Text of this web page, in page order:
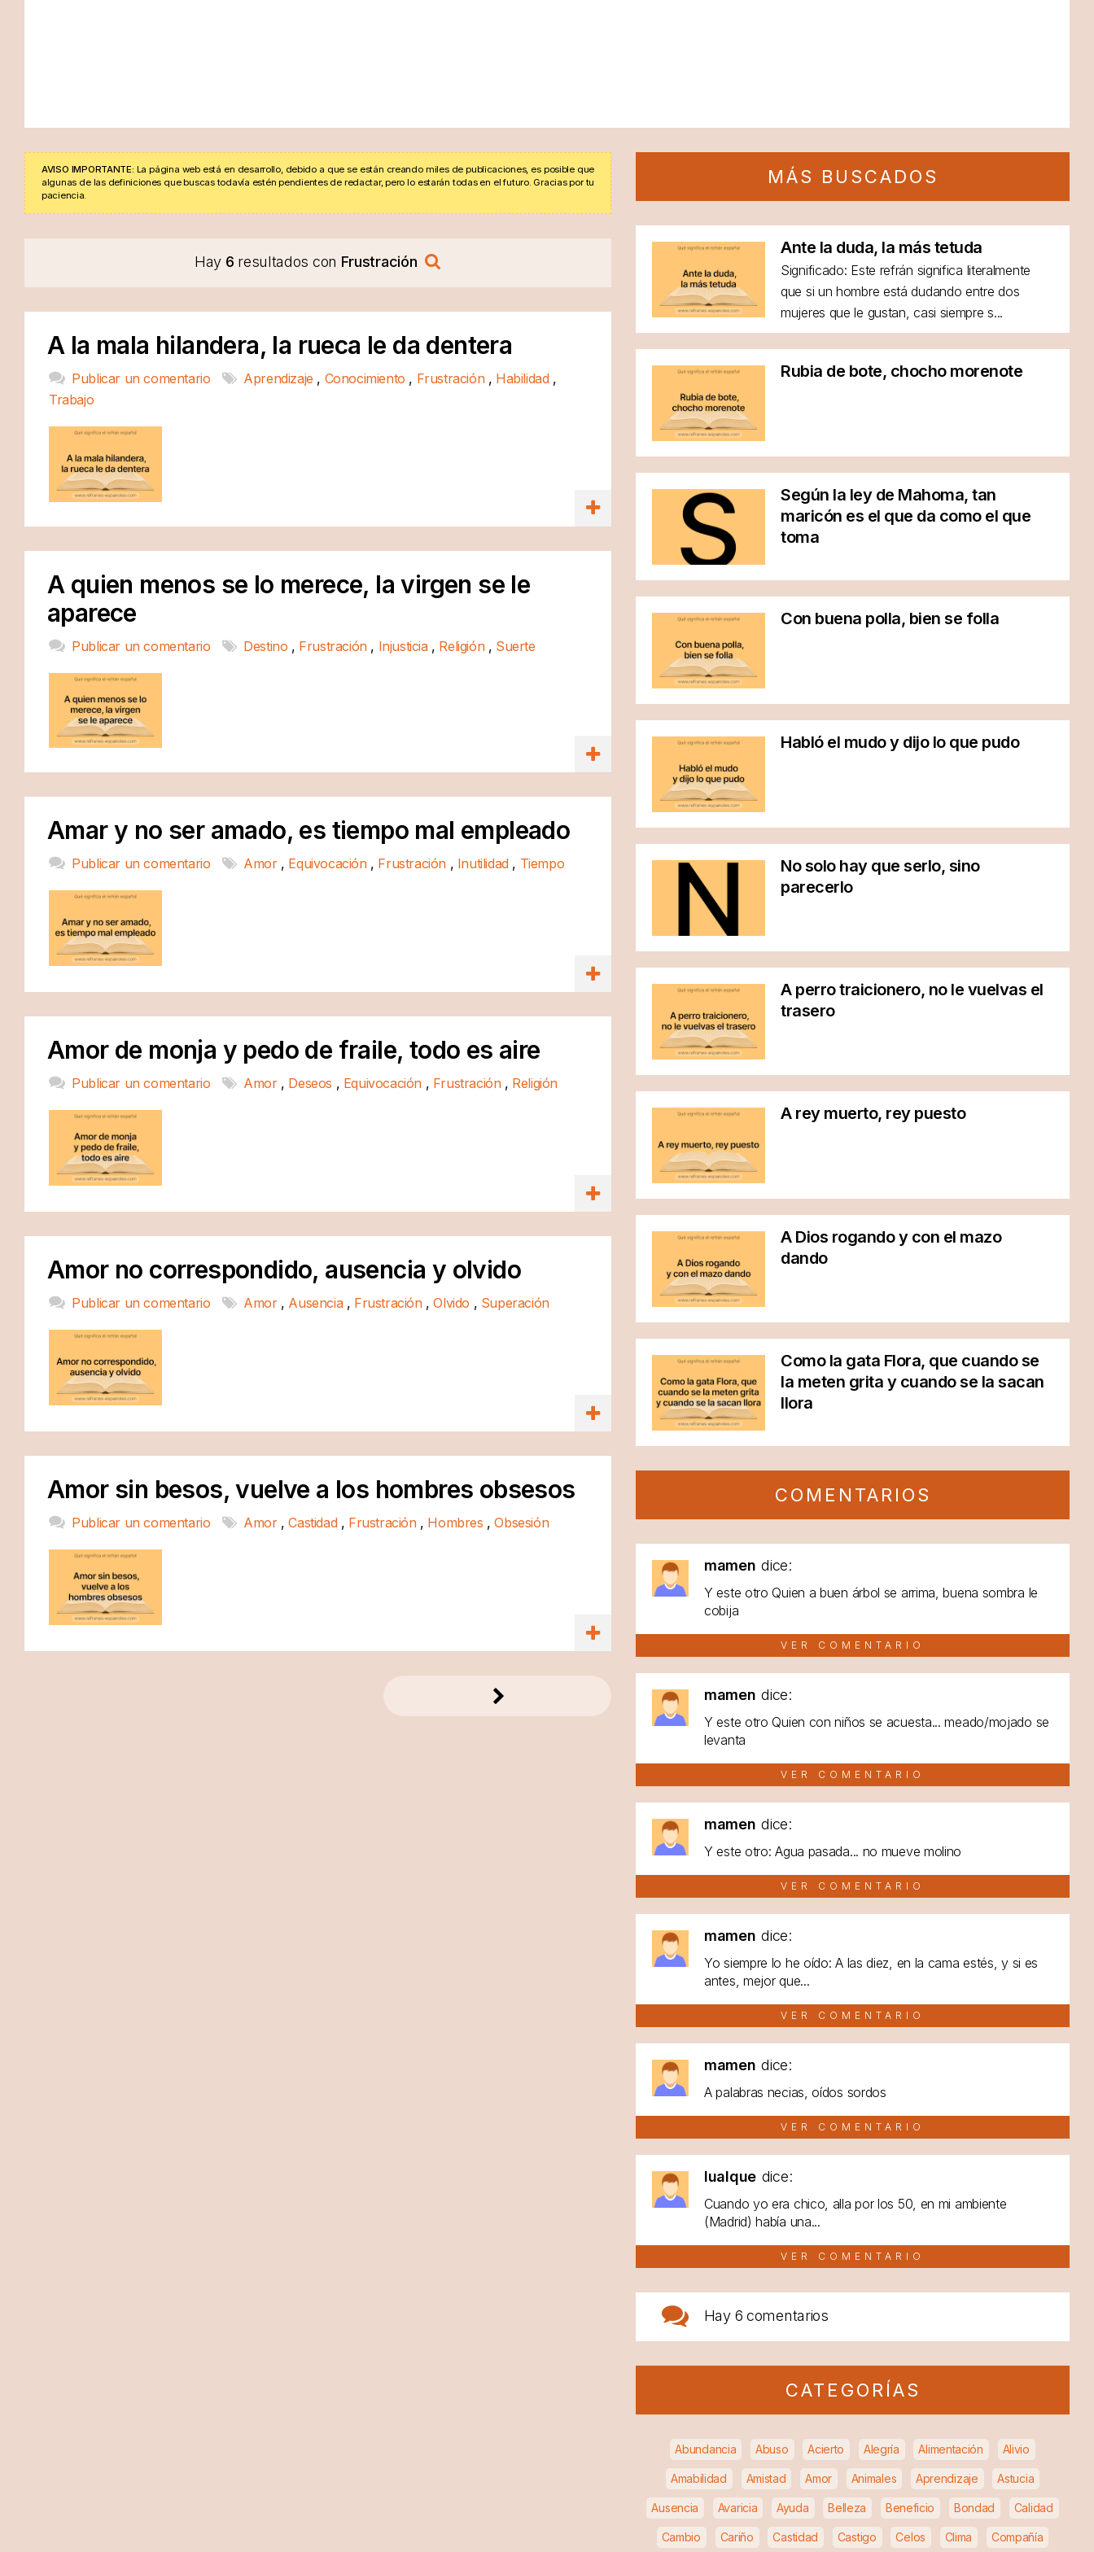
AVISO IMPORTANTE: La página web está en desarrollo, debido a que se están creando miles de publicaciones, es posible que
algunas de las definiciones que buscas todavía estén pendientes de redactar, pero lo estarán todas en el futuro. Gracias por tu
paciencia.
Hay 6 resultados con Frustración
A la mala hilandera, la rueca le da dentera
Publicar un comentario Aprendizaje , Conocimiento , Frustración , Habilidad ,
Trabajo
A quien menos se lo merece, la virgen se le
aparece
Publicar un comentario Destino , Frustración , Injusticia , Religión , Suerte
Amar y no ser amado, es tiempo mal empleado
Publicar un comentario Amor , Equivocación , Frustración , Inutilidad , Tiempo
Amor de monja y pedo de fraile, todo es aire
Publicar un comentario Amor , Deseos , Equivocación , Frustración , Religión
Amor no correspondido, ausencia y olvido
Publicar un comentario Amor , Ausencia , Frustración ,Olvido , Superación
Amor sin besos, vuelve a los hombres obsesos
Publicar un comentario Amor ,Castidad , Frustración , Hombres ,Obsesión
MÁS BUSCADOS
Ante la duda, la más tetuda
Significado: Este refrán significa literalmente
que si un hombre está dudando entre dos
mujeres que le gustan, casi siempre s...
Rubia de bote, chocho morenote
Según la ley de Mahoma, tan
maricón es el que da como el que
toma
Con buena polla, bien se folla
Habló el mudo y dijo lo que pudo
No solo hay que serlo, sino
parecerlo
A perro traicionero, no le vuelvas el
trasero
A rey muerto, rey puesto
A Dios rogando y con el mazo
dando
Como la gata Flora, que cuando se
la meten grita y cuando se la sacan
llora
COMENTARIOS
mamen dice:
Y este otro Quien a buen árbol se arrima, buena sombra le
cobija
VER COMENTARIO
mamen dice:
Y este otro Quien con niños se acuesta... meado/mojado se
levanta
VER COMENTARIO
mamen dice:
Y este otro: Agua pasada... no mueve molino
VER COMENTARIO
mamen dice:
Yo siempre lo he oído: A las diez, en la cama estés, y si es
antes, mejor que...
VER COMENTARIO
mamen dice:
A palabras necias, oídos sordos
VER COMENTARIO
lualque dice:
Cuando yo era chico, alla por los 50, en mi ambiente
(Madrid) había una...
VER COMENTARIO
Hay 6 comentarios
CATEGORÍAS
Abundancia Abuso Acierto Alegría Alimentación Alivio
Amabilidad Amistad Amor Animales Aprendizaje Astucia
Ausencia Avaricia Ayuda Belleza Beneficio Bondad Calidad
Cambio Cariño Castidad Castigo Celos Clima Compañía